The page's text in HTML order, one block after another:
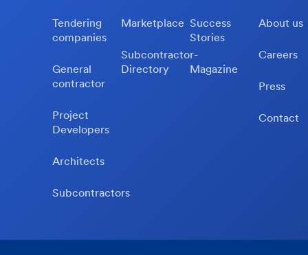
Tendering
companies
General
contractor
Project
Developers
Architects
Subcontractors
Marketplace
Subcontractor-
Directory
Success
Stories
Magazine
About us
Careers
Press
Contact